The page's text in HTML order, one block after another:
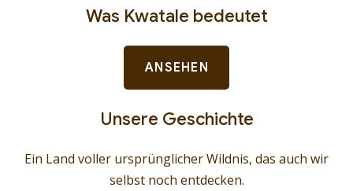
Was Kwatale bedeutet
ANSEHEN
Unsere Geschichte
Ein Land voller ursprünglicher Wildnis, das auch wir
selbst noch entdecken.